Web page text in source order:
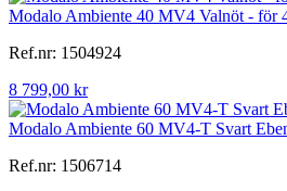
Modalo Ambiente 40 MV4 Valnöt - för
Ref.nr: 1504924
8 799,00 kr
Modalo Ambiente 60 MV4-T Svart
Ref.nr: 1506714